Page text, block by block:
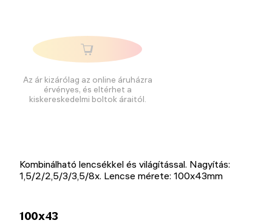
Az ár kizárólag az online áruházra
érvényes, és eltérhet a
kiskereskedelmi boltok áraitól.
Kombinálható lencsékkel és világítással. Nagyítás:
1,5/2/2,5/3/3,5/8x. Lencse mérete: 100x43mm
100x43